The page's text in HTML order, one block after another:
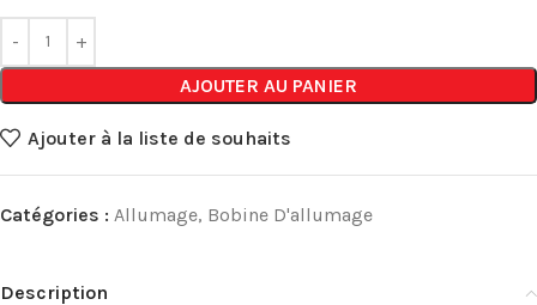
AJOUTER AU PANIER
Ajouter à la liste de souhaits
Catégories : Allumage, Bobine D'allumage
Description